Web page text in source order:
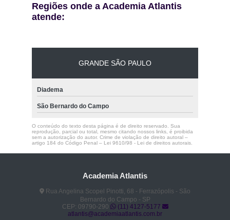
Regiões onde a Academia Atlantis
atende:
GRANDE SÃO PAULO
Diadema
São Bernardo do Campo
O conteúdo do texto desta página é de direito reservado. Sua
reprodução, parcial ou total, mesmo citando nossos links, é proibida
sem a autorização do autor. Crime de violação de direito autoral –
artigo 184 do Código Penal – Lei 9610/98 - Lei de direitos autorais.
Academia Atlantis
Rua Angelina Scopel Pinotti, 68 - Ferrazópolis - São
Bernardo do Campo - SP
CEP: 09790-290
(11) 4127-5177
atlantis@academiaatlantis.com.br